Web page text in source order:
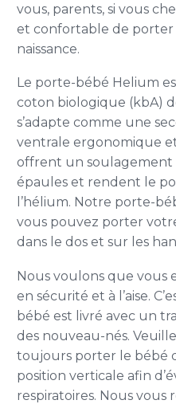
vous, parents, si vous
et confortable de porter
naissance.
Le porte-bébé Helium
coton biologique (kbA)
s’adapte comme une
ventrale ergonomique
offrent un soulagement
épaules et rendent le
l’hélium. Notre porte-
vous pouvez porter
dans le dos et sur les
Nous voulons que vous
en sécurité et à l’aise.
bébé est livré avec un
des nouveau-nés.
toujours porter le bébé
position verticale afin
respiratoires. Nous vous